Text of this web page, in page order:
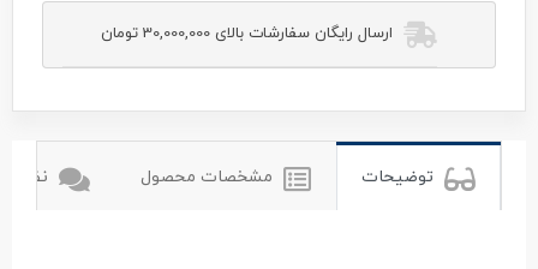
ارسال رایگان سفارشات بالای 30,000,000 تومان
توضیحات مشخصات محصول نظرات